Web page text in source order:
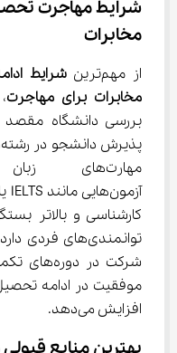
شرایط مهاجرت
مخابرات
از مهم‌ترین
شرایط
مخابرات برای مهاجرت
بررسی دانشگاه مقصد
کارشناسی و بالاتر
توانمندی‌های
شرکت در
افزایش می‌دهد.